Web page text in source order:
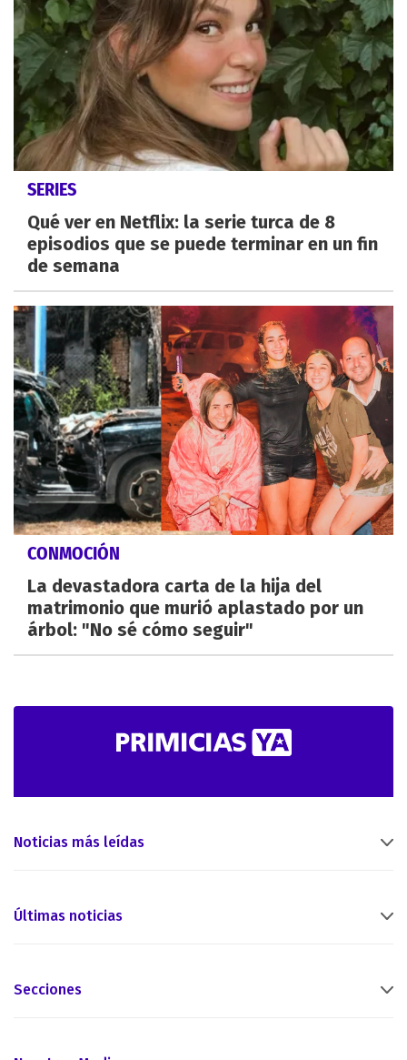
SERIES
Qué ver en Netflix: la serie turca de 8
episodios que se puede terminar en un fin
de semana
CONMOCIÓN
La devastadora carta de la hija del
matrimonio que murió aplastado por un
árbol: "No sé cómo seguir"
Noticias más leídas
Últimas noticias
Secciones